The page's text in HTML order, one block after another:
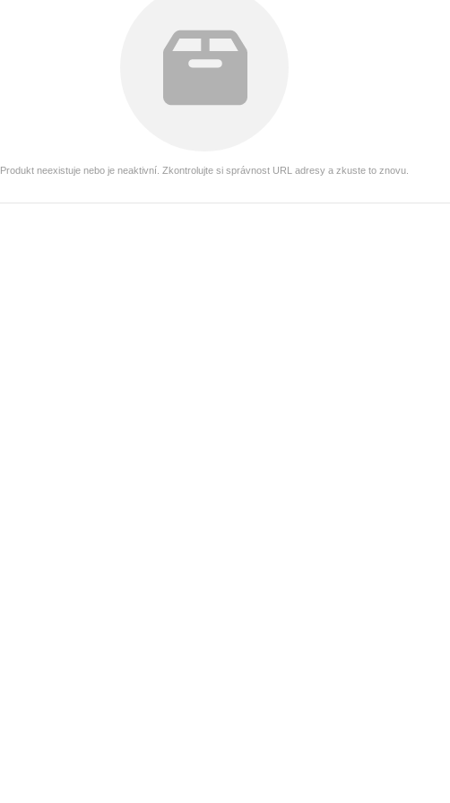
Produkt neexistuje nebo je neaktivní. Zkontrolujte si správnost URL adresy a zkuste to znovu.